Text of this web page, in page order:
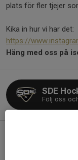
plats för fler tjejer
Kika in hur vi har det:
https://
Häng med oss på
SDE
Följ oss
Meet &